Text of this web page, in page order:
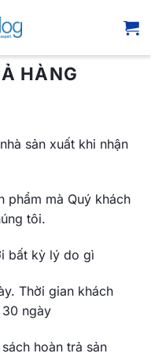
HÀNG
sản xuất khi nhận
phẩm mà Quý khách
tôi.
bất kỳ lý do gì
Thời gian khách
ngày
hoàn trả sản